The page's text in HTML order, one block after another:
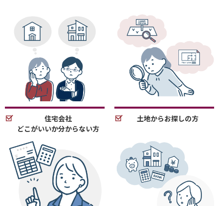
住宅会社
どこがいいか分からない方
土地からお探しの方